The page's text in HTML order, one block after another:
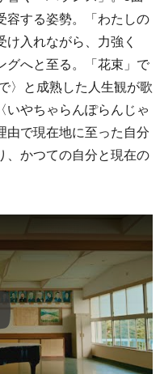
容する姿勢。「わたしの
入れながら、力強く
グへと至る。「花束」で
〉と成熟した人生観が歌
やちゃらんぽらんじゃ
由で現在地に至った自分
、かつての自分と現在の